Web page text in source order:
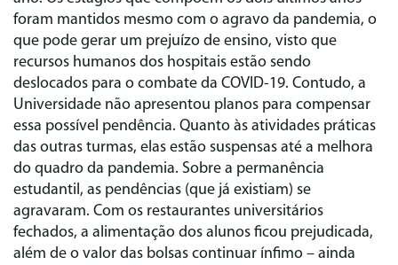
foram mantidos mesmo com o agravo da pandemia, o
que pode gerar um prejuízo de ensino, visto que
recursos humanos dos hospitais estão sendo
deslocados para o combate da COVID-19. Contudo, a
Universidade não apresentou planos para compensar
essa possível pendência. Quanto às atividades práticas
das outras turmas, elas estão suspensas até a melhora
do quadro da pandemia. Sobre a permanência
estudantil, as pendências (que já existiam) se
agravaram. Com os restaurantes universitários
fechados, a alimentação dos alunos ficou prejudicada,
além de o valor das bolsas continuar ínfimo – ainda